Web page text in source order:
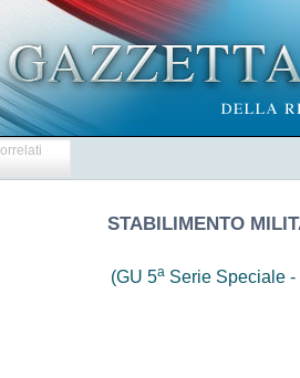
STABILIMENTO
(GU 5aSerie Speciale -